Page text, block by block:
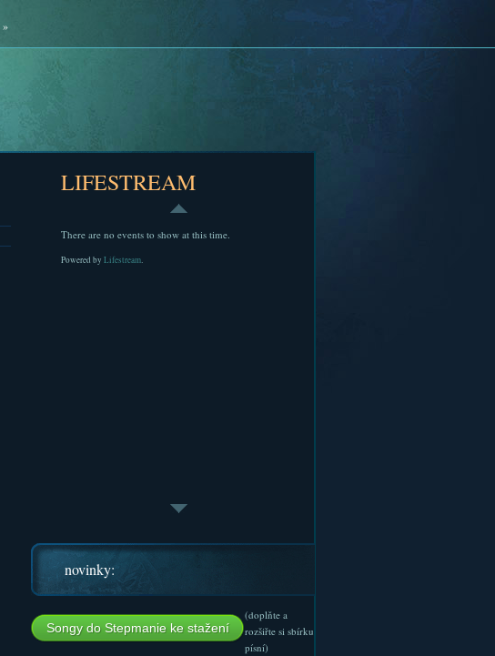
»
LIFESTREAM
There are no events to show at this time.
Powered by Lifestream.
novinky:
Songy do Stepmanie ke stažení
(doplňte a
rozšiřte si sbírku
písní)